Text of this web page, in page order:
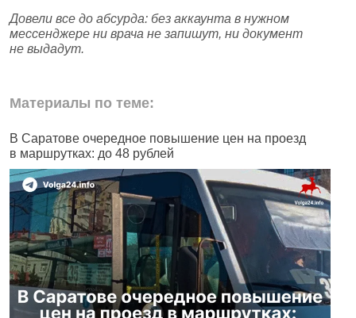
Довели все до абсурда: без аккаунта в нужном
мессенджере ни врача не запишут, ни документ
не выдадут.
Материалы по теме:
В Саратове очередное повышение цен на проезд
в маршрутках: до 48 рублей